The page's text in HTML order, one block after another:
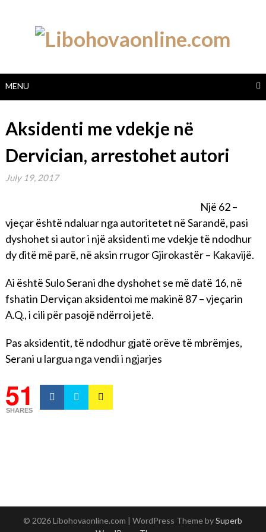
MENU
Aksidenti me vdekje në
Dervician, arrestohet autori
July 19, 2017
Një 62 –
vjeçar është ndaluar nga autoritetet në Sarandë, pasi
dyshohet si autor i një aksidenti me vdekje të ndodhur
dy ditë më parë, në aksin rrugor Gjirokastër – Kakavijë.
Ai është Sulo Serani dhe dyshohet se më datë 16, në
fshatin Derviçan aksidentoi me makinë 87 – vjeçarin
A.Q., i cili për pasojë ndërroi jetë.
Pas aksidentit, të ndodhur gjatë orëve të mbrëmjes,
Serani u largua nga vendi i ngjarjes
51
SHARES
© 2026 Libohovaonline.com | WordPress Theme bySuperb